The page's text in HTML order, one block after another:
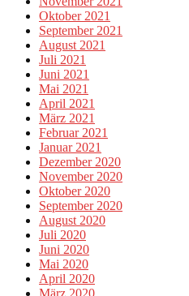
Oktober 2021
September 2021
August 2021
Juli 2021
Juni 2021
Mai 2021
April 2021
März 2021
Februar 2021
Januar 2021
Dezember 2020
November 2020
Oktober 2020
September 2020
August 2020
Juli 2020
Juni 2020
Mai 2020
April 2020
März 2020